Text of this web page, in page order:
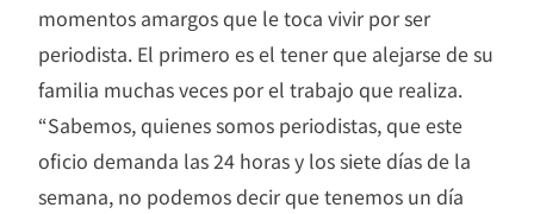
momentos amargos que le toca vivir por ser
periodista. El primero es el tener que alejarse de su
familia muchas veces por el trabajo que realiza.
“Sabemos, quienes somos periodistas, que este
oficio demanda las 24 horas y los siete días de la
semana, no podemos decir que tenemos un día